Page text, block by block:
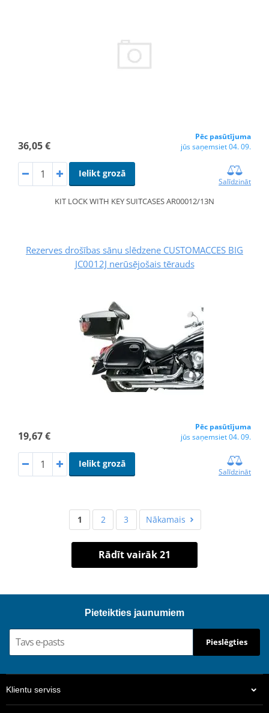
36,05 €
Pēc pasūtījuma
jūs saņemsiet 04. 09.
Ielikt grozā
Salīdzināt
KIT LOCK WITH KEY SUITCASES AR00012/13N
Rezerves drošības sānu slēdzene CUSTOMACCES BIG
JC0012J nerūsējošais tērauds
19,67 €
Pēc pasūtījuma
jūs saņemsiet 04. 09.
Ielikt grozā
Salīdzināt
1 2 3 Nākamais
Rādīt vairāk 21
Pieteikties jaunumiem
Pieslēgties
Klientu serviss